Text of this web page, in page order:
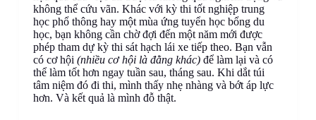
không thể cứu vãn. Khác với kỳ thi tốt nghiệp trung
học phổ thông hay một mùa ứng tuyển học bổng du
học, bạn không cần chờ đợi đến một năm mới được
phép tham dự kỳ thi sát hạch lái xe tiếp theo. Bạn vẫn
có cơ hội (nhiều cơ hội là đằng khác)để làm lại và có
thể làm tốt hơn ngay tuần sau, tháng sau. Khi dắt túi
tâm niệm đó đi thi, mình thấy nhẹ nhàng và bớt áp lực
hơn. Và kết quả là mình đỗ thật.